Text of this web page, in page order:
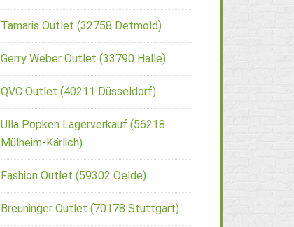
Tamaris Outlet (32758 Detmold)
Gerry Weber Outlet (33790 Halle)
QVC Outlet (40211 Düsseldorf)
Ulla Popken Lagerverkauf (56218
Mülheim-Kärlich)
Fashion Outlet (59302 Oelde)
Breuninger Outlet (70178 Stuttgart)